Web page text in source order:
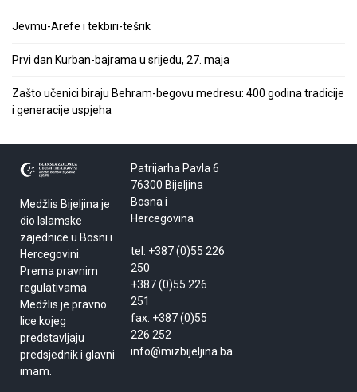
Jevmu-Arefe i tekbiri-tešrik
Prvi dan Kurban-bajrama u srijedu, 27. maja
Zašto učenici biraju Behram-begovu medresu: 400 godina tradicije
i generacije uspjeha
Medžlis Bijeljina je
dio Islamske
zajednice u Bosni i
Hercegovini.
Prema pravnim
regulativama
Medžlis je pravno
lice kojeg
predstavljaju
predsjednik i glavni
imam.
Patrijarha Pavla 6
76300 Bijeljina
Bosna i
Hercegovina
tel: +387 (0)55 226
250
+387 (0)55 226
251
fax: +387 (0)55
226 252
info@mizbijeljina.ba